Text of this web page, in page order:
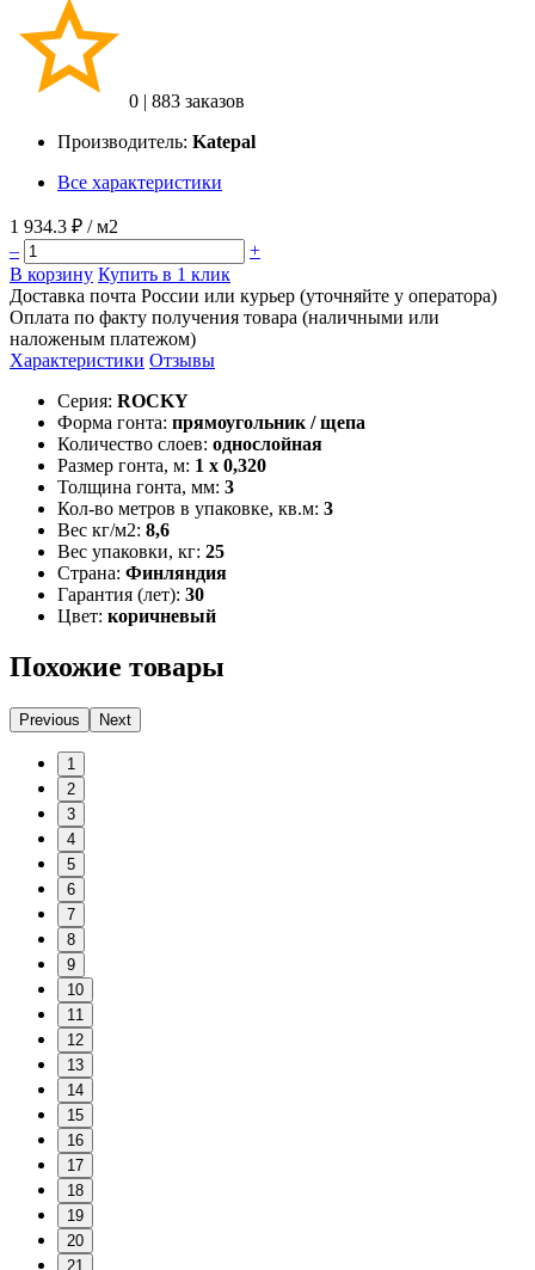
0 | 883 заказов
Производитель: Katepal
Все характеристики
1 934.3 ₽ / м2
–
+
В корзину Купить в 1 клик
Доставка почта России или курьер (уточняйте у оператора)
Оплата по факту получения товара (наличными или
наложеным платежом)
Характеристики Отзывы
Серия: ROCKY
Форма гонта: прямоугольник / щепа
Количество слоев: однослойная
Размер гонта, м: 1 x 0,320
Толщина гонта, мм: 3
Кол-во метров в упаковке, кв.м: 3
Вес кг/м2: 8,6
Вес упаковки, кг: 25
Страна: Финляндия
Гарантия (лет): 30
Цвет: коричневый
Похожие товары
Previous Next
1
2
3
4
5
6
7
8
9
10
11
12
13
14
15
16
17
18
19
20
21